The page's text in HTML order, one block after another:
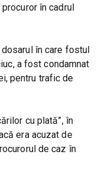
în cadrul
în care fostul
a fost condamnat
pentru trafic de
cu plată”, în
era acuzat de
de caz în